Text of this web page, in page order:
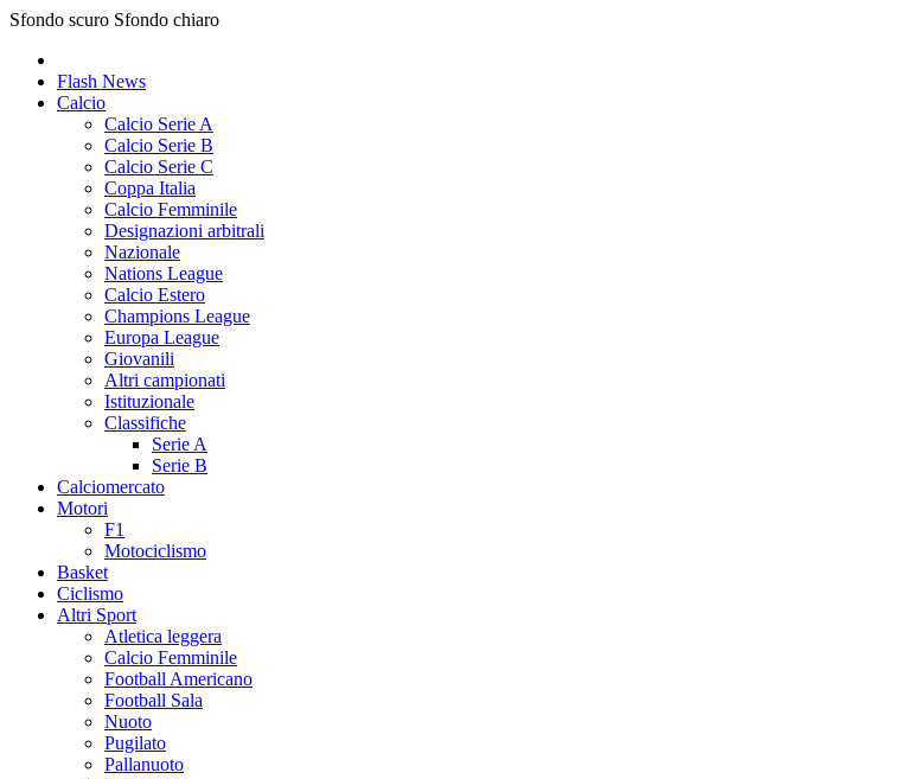
Sfondo scuro Sfondo chiaro
Flash News
Calcio
Calcio Serie A
Calcio Serie B
Calcio Serie C
Coppa Italia
Calcio Femminile
Designazioni arbitrali
Nazionale
Nations League
Calcio Estero
Champions League
Europa League
Giovanili
Altri campionati
Istituzionale
Classifiche
Serie A
Serie B
Calciomercato
Motori
F1
Motociclismo
Basket
Ciclismo
Altri Sport
Atletica leggera
Calcio Femminile
Football Americano
Football Sala
Nuoto
Pugilato
Pallanuoto